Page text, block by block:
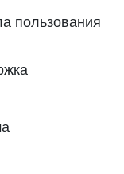
пользования